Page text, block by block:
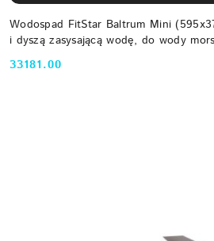
Wodospad FitStar Baltrum Mini
i dyszą zasysającą wodę, do wody
Cena:
33181.00